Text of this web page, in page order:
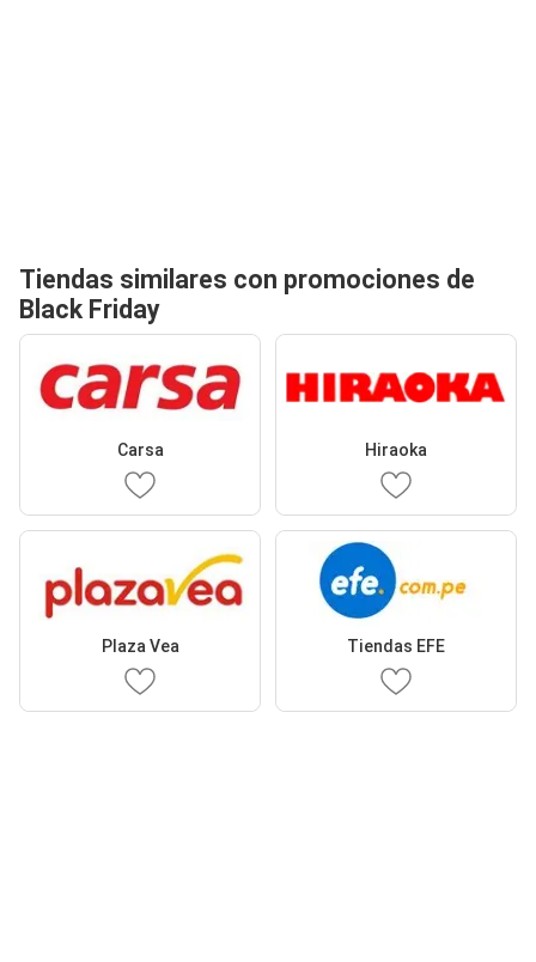
Tiendas similares con promociones de
Black Friday
Carsa Hiraoka
Plaza Vea Tiendas EFE